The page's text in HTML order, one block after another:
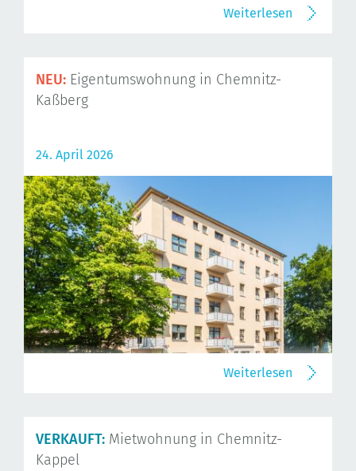
Weiterlesen
NEU: Eigentumswohnung in Chemnitz-
Kaßberg
24. April 2026
Weiterlesen
VERKAUFT: Mietwohnung in Chemnitz-
Kappel